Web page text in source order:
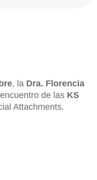
, la Dra. Florencia
de las KS
Attachments.